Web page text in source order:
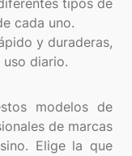
cada uno.
y duraderas,
diario.
modelos de
de marcas
Elige la que